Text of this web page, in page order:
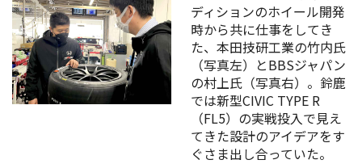
ディションのホイール開発
時から共に仕事をしてき
た、本田技研工業の竹内氏
（写真左）とBBSジャパン
の村上氏（写真右）。鈴鹿
では新型CIVIC TYPE R
（FL5）の実戦投入で見え
てきた設計のアイデアをす
ぐさま出し合っていた。